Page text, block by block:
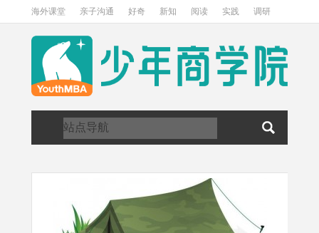
海外课堂 亲子沟通 好奇 新知 阅读 实践 调研
访谈 关于我们